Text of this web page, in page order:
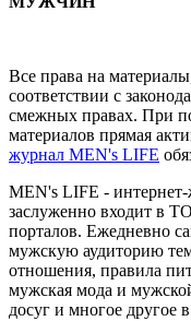
Все права на
соответствии с
смежных правах. При
материалов прямая
журнал MEN's LIFE
MEN's LIFE -
заслуженно входит в
порталов. Ежедневно
мужскую аудиторию
отношения, правила
мужская мода и
досуг и многое